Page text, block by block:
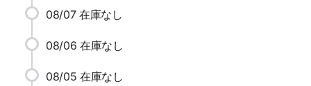
08/07 在庫なし
08/06 在庫なし
08/05 在庫なし